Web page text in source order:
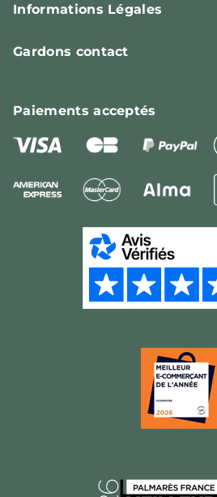
Informations Légales
Gardons contact
Paiementsacceptés